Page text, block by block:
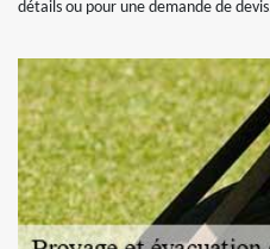
détails ou pour une demande de